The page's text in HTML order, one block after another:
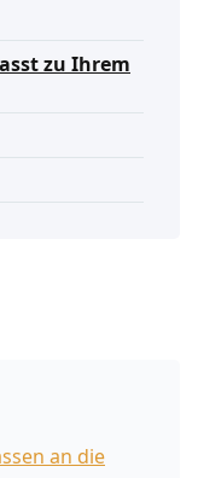
zu Ihrem
an die